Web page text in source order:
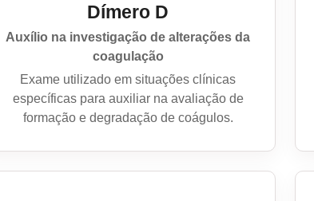
Dímero D
Auxílio na investigação de alterações da
coagulação
Exame utilizado em situações clínicas
específicas para auxiliar na avaliação de
formação e degradação de coágulos.